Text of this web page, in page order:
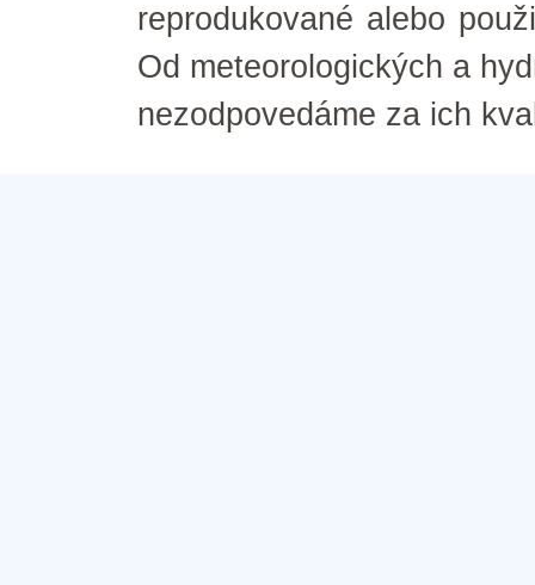
reprodukované alebo
Od meteorologických a
nezodpovedáme za ich